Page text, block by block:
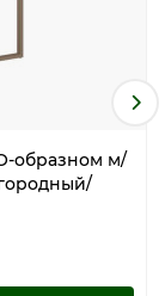
образном м/